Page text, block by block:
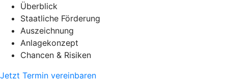
Überblick
Staatliche Förderung
Auszeichnung
Anlagekonzept
Chancen & Risiken
Jetzt Termin vereinbaren